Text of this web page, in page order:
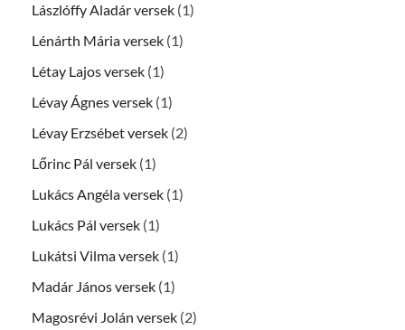
Lászlóffy Aladár versek (1)
Lénárth Mária versek (1)
Létay Lajos versek (1)
Lévay Ágnes versek (1)
Lévay Erzsébet versek (2)
Lőrinc Pál versek (1)
Lukács Angéla versek (1)
Lukács Pál versek (1)
Lukátsi Vilma versek (1)
Madár János versek (1)
Magosrévi Jolán versek (2)